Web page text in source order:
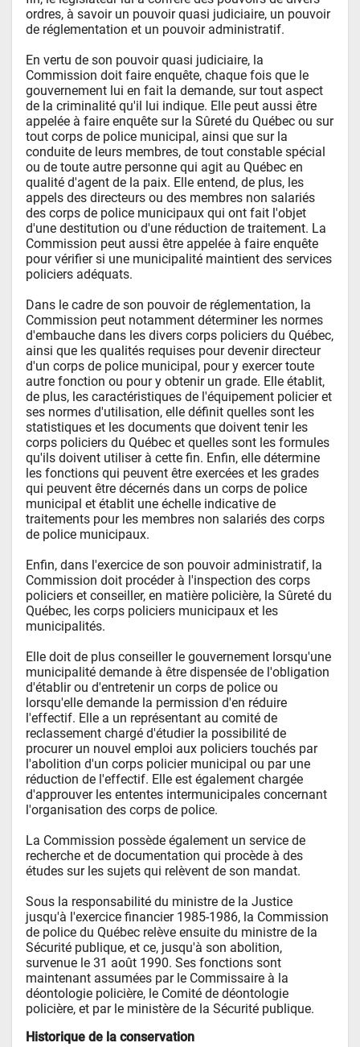
ordres, à savoir un pouvoir quasi judiciaire, un pouvoir
de réglementation et un pouvoir administratif.
En vertu de son pouvoir quasi judiciaire, la
Commission doit faire enquête, chaque fois que le
gouvernement lui en fait la demande, sur tout aspect
de la criminalité qu'il lui indique. Elle peut aussi être
appelée à faire enquête sur la Sûreté du Québec ou sur
tout corps de police municipal, ainsi que sur la
conduite de leurs membres, de tout constable spécial
ou de toute autre personne qui agit au Québec en
qualité d'agent de la paix. Elle entend, de plus, les
appels des directeurs ou des membres non salariés
des corps de police municipaux qui ont fait l'objet
d'une destitution ou d'une réduction de traitement. La
Commission peut aussi être appelée à faire enquête
pour vérifier si une municipalité maintient des services
policiers adéquats.
Dans le cadre de son pouvoir de réglementation, la
Commission peut notamment déterminer les normes
d'embauche dans les divers corps policiers du Québec,
ainsi que les qualités requises pour devenir directeur
d'un corps de police municipal, pour y exercer toute
autre fonction ou pour y obtenir un grade. Elle établit,
de plus, les caractéristiques de l'équipement policier et
ses normes d'utilisation, elle définit quelles sont les
statistiques et les documents que doivent tenir les
corps policiers du Québec et quelles sont les formules
qu'ils doivent utiliser à cette fin. Enfin, elle détermine
les fonctions qui peuvent être exercées et les grades
qui peuvent être décernés dans un corps de police
municipal et établit une échelle indicative de
traitements pour les membres non salariés des corps
de police municipaux.
Enfin, dans l'exercice de son pouvoir administratif, la
Commission doit procéder à l'inspection des corps
policiers et conseiller, en matière policière, la Sûreté du
Québec, les corps policiers municipaux et les
municipalités.
Elle doit de plus conseiller le gouvernement lorsqu'une
municipalité demande à être dispensée de l'obligation
d'établir ou d'entretenir un corps de police ou
lorsqu'elle demande la permission d'en réduire
l'effectif. Elle a un représentant au comité de
reclassement chargé d'étudier la possibilité de
procurer un nouvel emploi aux policiers touchés par
l'abolition d'un corps policier municipal ou par une
réduction de l'effectif. Elle est également chargée
d'approuver les ententes intermunicipales concernant
l'organisation des corps de police.
La Commission possède également un service de
recherche et de documentation qui procède à des
études sur les sujets qui relèvent de son mandat.
Sous la responsabilité du ministre de la Justice
jusqu'à l'exercice financier 1985-1986, la Commission
de police du Québec relève ensuite du ministre de la
Sécurité publique, et ce, jusqu'à son abolition,
survenue le 31 août 1990. Ses fonctions sont
maintenant assumées par le Commissaire à la
déontologie policière, le Comité de déontologie
policière, et par le ministère de la Sécurité publique.
Historique de la conservation